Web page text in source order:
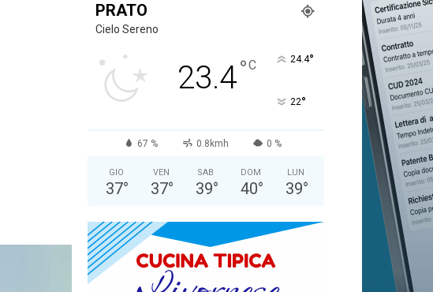
PRATO
Cielo Sereno
23.4°C 24.4°
22°
67 % 0.8kmh 0 %
GIO
37°
VEN
37°
SAB
39°
DOM
40°
LUN
39°